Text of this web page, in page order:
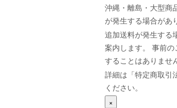
沖縄・離島・大型商
が発生する場合があ
追加送料が発生する
案内します。 事前
することはありませ
詳細は「特定商取引
ください。
×